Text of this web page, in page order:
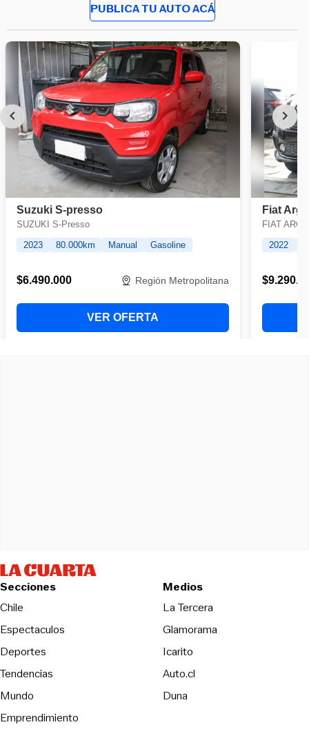
PUBLICA TU AUTO ACÁ
Secciones
Chile
Espectaculos
Deportes
Tendencias
Mundo
Emprendimiento
Medios
La TerceraOpens in new
Glamorama
Icarito
Auto.cl
DunaOpens in new window